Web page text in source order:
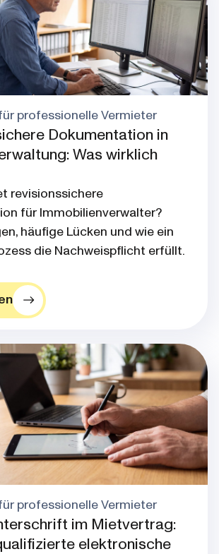
professionelle Vermieter
Dokumentation in
Was wirklich
revisionssichere
für Immobilienverwalter?
häufige Lücken und wie ein
die Nachweispflicht erfüllt.
professionelle Vermieter
im Mietvertrag:
elektronische